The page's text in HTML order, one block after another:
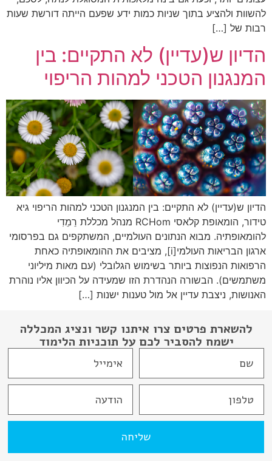
להשוות ולהציע בתוך שניות כמות ידע שפעם הייתה דורשת שעות
רבות של […]
הדיון ש(עדיין) לא התקיים: בין
המנגנון הטכני למהות הריפוי
הדיון ש(עדיין) לא התקיים: בין המנגנון הטכני למהות הריפוי גיא
טידור, הומאופת קלאסי RCHom מנהל מכללת רֵמֵדִי
להומאופתיה. מבוא הנתונים העולמיים, המשתקפים גם בפרסומי
ארגון הבריאות העולמי[i], מציבים את ההומאופתיה כאחת
הרפואות הנפוצות ביותר בשימוש הגלובלי (עם מאות מיליוני
משתמשים). הבשורה הנהדרת הזו שמעידה על הכיוון אליו נוהרת
האנושות, ניצבת עדיין אל מול טענות ישנות […]
להשארת פרטים צרו איתנו קשר ונציג המכללה
ישמח להסביר לכם על תוכניות הלימוד
שליחה